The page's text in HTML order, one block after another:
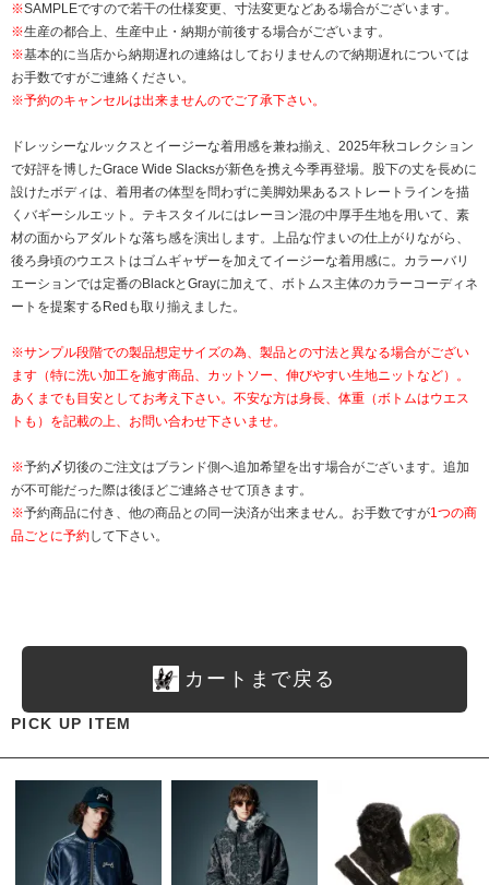
※SAMPLEですので若干の仕様変更、寸法変更などある場合がございます。
※生産の都合上、生産中止・納期が前後する場合がございます。
※基本的に当店から納期遅れの連絡はしておりませんので納期遅れについては
お手数ですがご連絡ください。
※予約のキャンセルは出来ませんのでご了承下さい。
ドレッシーなルックスとイージーな着用感を兼ね揃え、2025年秋コレクション
で好評を博したGrace Wide Slacksが新色を携え今季再登場。股下の丈を長めに
設けたボディは、着用者の体型を問わずに美脚効果あるストレートラインを描
くバギーシルエット。テキスタイルにはレーヨン混の中厚手生地を用いて、素
材の面からアダルトな落ち感を演出します。上品な佇まいの仕上がりながら、
後ろ身頃のウエストはゴムギャザーを加えてイージーな着用感に。カラーバリ
エーションでは定番のBlackとGrayに加えて、ボトムス主体のカラーコーディネ
ートを提案するRedも取り揃えました。
※サンプル段階での製品想定サイズの為、製品との寸法と異なる場合がござい
ます（特に洗い加工を施す商品、カットソー、伸びやすい生地ニットなど）。
あくまでも目安としてお考え下さい。不安な方は身長、体重（ボトムはウエス
トも）を記載の上、お問い合わせ下さいませ。
※予約〆切後のご注文はブランド側へ追加希望を出す場合がございます。追加
が不可能だった際は後ほどご連絡させて頂きます。
※予約商品に付き、他の商品との同一決済が出来ません。お手数ですが1つの商
品ごとに予約して下さい。
カートまで戻る
PICK UP ITEM